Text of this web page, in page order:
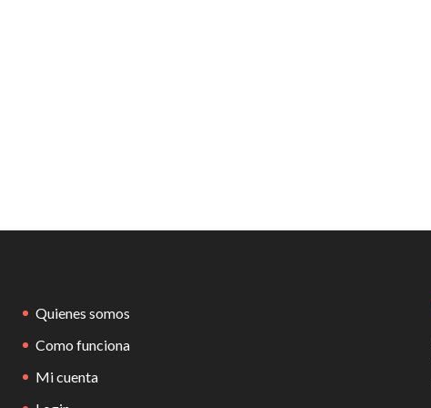
Quienes somos
Como funciona
Mi cuenta